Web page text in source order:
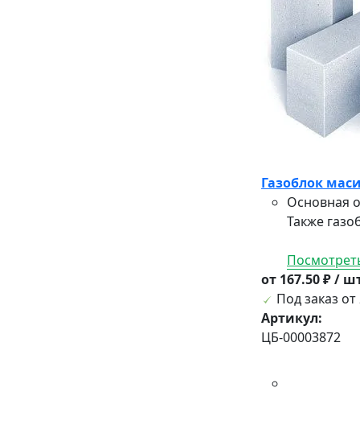
Газоблок
Основная
Также
от 167.50 ₽ /
Под заказ от
Артикул:
ЦБ-00003872